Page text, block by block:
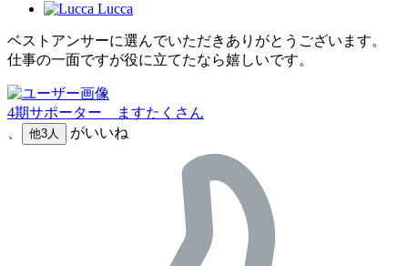
Lucca
ベストアンサーに選んでいただきありがとうございます。
仕事の一面ですが役に立てたなら嬉しいです。
4期サポーター ますたくさん
他3人 がいいね